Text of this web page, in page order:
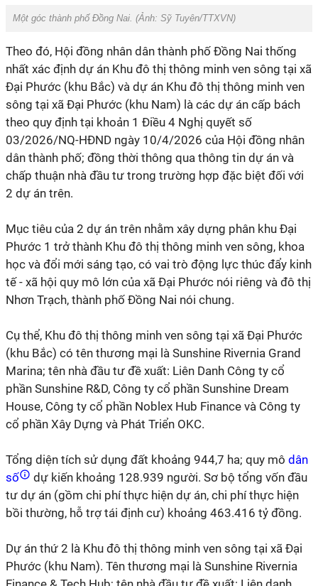
Một góc thành phố Đồng Nai. (Ảnh: Sỹ Tuyên/TTXVN)
Theo đó, Hội đồng nhân dân thành phố Đồng Nai thống
nhất xác định dự án Khu đô thị thông minh ven sông tại xã
Đại Phước (khu Bắc) và dự án Khu đô thị thông minh ven
sông tại xã Đại Phước (khu Nam) là các dự án cấp bách
theo quy định tại khoản 1 Điều 4 Nghị quyết số
03/2026/NQ-HĐND ngày 10/4/2026 của Hội đồng nhân
dân thành phố; đồng thời thông qua thông tin dự án và
chấp thuận nhà đầu tư trong trường hợp đặc biệt đối với
2 dự án trên.
Mục tiêu của 2 dự án trên nhằm xây dựng phân khu Đại
Phước 1 trở thành Khu đô thị thông minh ven sông, khoa
học và đổi mới sáng tạo, có vai trò động lực thúc đẩy kinh
tế - xã hội quy mô lớn của xã Đại Phước nói riêng và đô thị
Nhơn Trạch, thành phố Đồng Nai nói chung.
Cụ thể, Khu đô thị thông minh ven sông tại xã Đại Phước
(khu Bắc) có tên thương mại là Sunshine Rivernia Grand
Marina; tên nhà đầu tư đề xuất: Liên Danh Công ty cổ
phần Sunshine R&D, Công ty cổ phần Sunshine Dream
House, Công ty cổ phần Noblex Hub Finance và Công ty
cổ phần Xây Dựng và Phát Triển OKC.
Tổng diện tích sử dụng đất khoảng 944,7 ha; quy mô dân
số
dự kiến khoảng 128.939 người. Sơ bộ tổng vốn đầu
tư dự án (gồm chi phí thực hiện dự án, chi phí thực hiện
bồi thường, hỗ trợ tái định cư) khoảng 463.416 tỷ đồng.
Dự án thứ 2 là Khu đô thị thông minh ven sông tại xã Đại
Phước (khu Nam). Tên thương mại là Sunshine Rivernia